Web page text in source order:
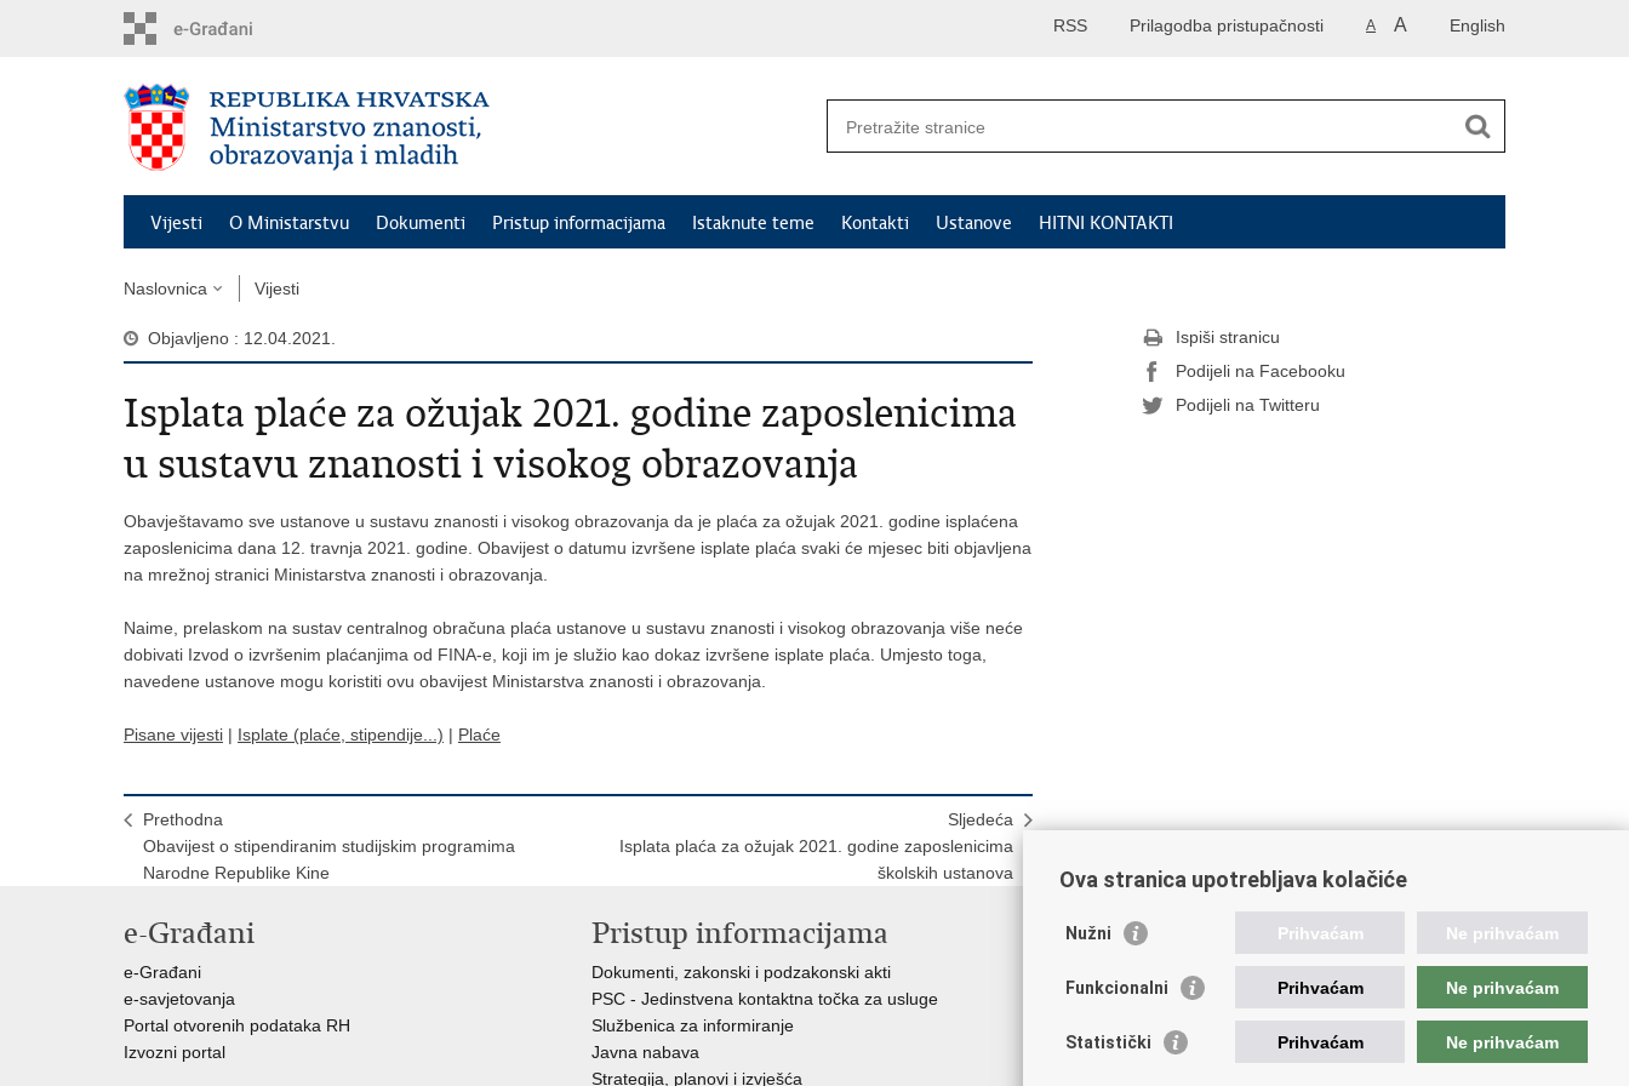
English
A A
Prilagodba pristupačnosti
RSS
Vijesti O Ministarstvu Dokumenti Pristup informacijama Istaknute teme Kontakti Ustanove HITNI KONTAKTI
Naslovnica Vijesti
Objavljeno : 12.04.2021.
Isplata plaće za ožujak 2021. godine zaposlenicima
u sustavu znanosti i visokog obrazovanja
Obavještavamo sve ustanove u sustavu znanosti i visokog obrazovanja da je plaća za ožujak 2021. godine isplaćena
zaposlenicima dana 12. travnja 2021. godine. Obavijest o datumu izvršene isplate plaća svaki će mjesec biti objavljena
na mrežnoj stranici Ministarstva znanosti i obrazovanja.
Naime, prelaskom na sustav centralnog obračuna plaća ustanove u sustavu znanosti i visokog obrazovanja više neće
dobivati Izvod o izvršenim plaćanjima od FINA-e, koji im je služio kao dokaz izvršene isplate plaća. Umjesto toga,
navedene ustanove mogu koristiti ovu obavijest Ministarstva znanosti i obrazovanja.
Pisane vijesti | Isplate (plaće, stipendije...) | Plaće
Prethodna
Obavijest o stipendiranim studijskim programima
Narodne Republike Kine
Sljedeća
Isplata plaća za ožujak 2021. godine zaposlenicima
školskih ustanova
Ispiši stranicu
Podijeli na Facebooku
Podijeli na Twitteru
e-Građani
e-Građani
e-savjetovanja
Portal otvorenih podataka RH
Izvozni portal
Pristup informacijama
Dokumenti, zakonski i podzakonski akti
PSC - Jedinstvena kontaktna točka za usluge
Službenica za informiranje
Javna nabava
Strategija, planovi i izvješća
Korisne poveznice
AZOO
AMPEU
Ova stranica upotrebljava kolačiće
Nužni Prihvaćam Ne prihvaćam
Funkcionalni Prihvaćam Ne prihvaćam
Statistički Prihvaćam Ne prihvaćam